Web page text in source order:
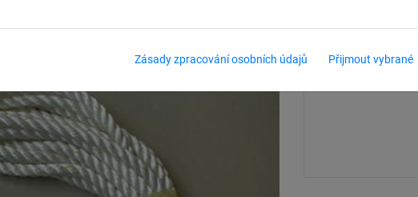
Zásady zpracování osobních údajů Přijmout vybrané
Síla materiálu